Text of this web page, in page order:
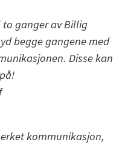
ganger av Billig
begge gangene med
Disse kan
kommunikasjon,